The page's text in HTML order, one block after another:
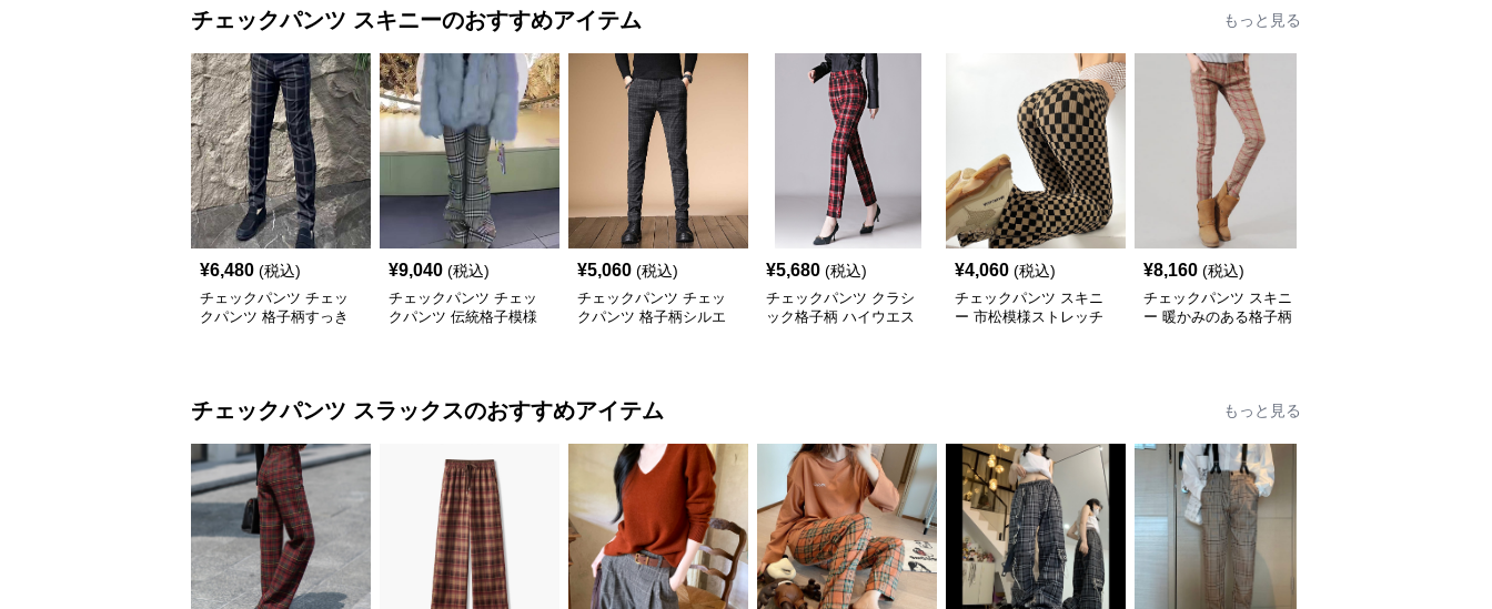
チェックパンツ スキニーのおすすめアイテム もっと見る
¥6,480 (税込)
チェックパンツ チェッ
クパンツ 格子柄すっき
¥9,040 (税込)
チェックパンツ チェッ
クパンツ 伝統格子模様
¥5,060 (税込)
チェックパンツ チェッ
クパンツ 格子柄シルエ
¥5,680 (税込)
チェックパンツ クラシ
ック格子柄 ハイウエス
¥4,060 (税込)
チェックパンツ スキニ
ー 市松模様ストレッチ
¥8,160 (税込)
チェックパンツ スキニ
ー 暖かみのある格子柄
チェックパンツ スラックスのおすすめアイテム もっと見る